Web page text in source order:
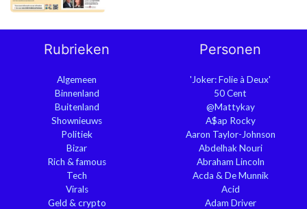
Rubrieken
Algemeen
Binnenland
Buitenland
Shownieuws
Politiek
Bizar
Rich & famous
Tech
Virals
Geld & crypto
Personen
'Joker: Folie à Deux'
50 Cent
@Mattykay
A$ap Rocky
Aaron Taylor-Johnson
Abdelhak Nouri
Abraham Lincoln
Acda & De Munnik
Acid
Adam Driver